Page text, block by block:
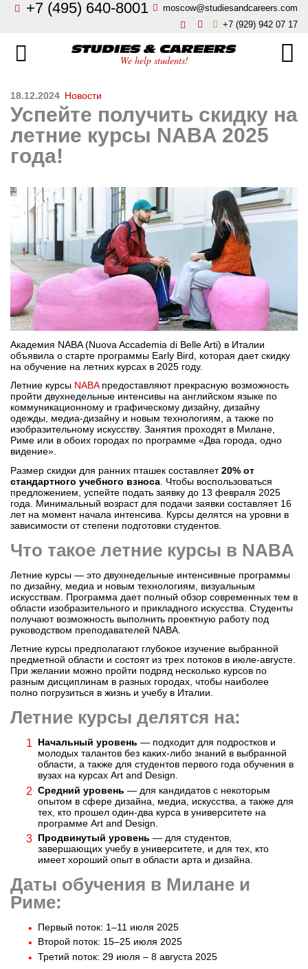
+7 (495) 640-8001
moscow@studiesandcareers.com
+7 (929) 942 07 17
We help students!
Бизнес, менеджмент, финансы
Архитектура и инжиниринг
Языковые школы
Гостиничный бизнес, туризм
Кулинарное искусство
Бординговые школы
Другие направления
18.12.2024 Новости
Успейте получить скидку на
летние курсы NABA 2025
года!
Академия NABA (Nuova Accademia di Belle Arti) в Италии
объявила о старте программы Early Bird, которая дает скидку
на обучение на летних курсах в 2025 году.
Летние курсы NABAпредоставляют прекрасную возможность
пройти двухнедельные интенсивы на английском языке по
коммуникационному и графическому дизайну, дизайну
одежды, медиа-дизайну и новым технологиям, а также по
изобразительному искусству. Занятия проходят в Милане,
Риме или в обоих городах по программе «Два города, одно
видение».
Размер скидки для ранних пташек составляет20% от
стандартного учебного взноса . Чтобы воспользоваться
предложением, успейте подать заявку до 13 февраля 2025
года. Минимальный возраст для подачи заявки составляет 16
лет на момент начала интенсива. Курсы делятся на уровни в
зависимости от степени подготовки студентов.
Что такое летние курсы в NABA
Летние курсы — это двухнедельные интенсивные программы
по дизайну, медиа и новым технологиям, визуальным
искусствам. Программа дает полный обзор современных тем в
области изобразительного и прикладного искусства. Студенты
получают возможность выполнить проектную работу под
руководством преподавателей NABA.
Летние курсы предполагают глубокое изучение выбранной
предметной области и состоят из трех потоков в июле-августе.
При желании можно пройти подряд несколько курсов по
разным дисциплинам в разных городах, чтобы наиболее
полно погрузиться в жизнь и учебу в Италии.
Летние курсы делятся на:
Начальный уровень — подходит для подростков и
молодых талантов без каких-либо знаний в выбранной
области, а также для студентов первого года обучения в
вузах на курсах Art and Design.
Средний уровень — для кандидатов с некоторым
опытом в сфере дизайна, медиа, искусства, а также для
тех, кто прошел один-два курса в университете на
программе Art and Design.
Продвинутый уровень — для студентов,
завершающих учебу в университете, и для тех, кто
имеет хороший опыт в области арта и дизайна.
Даты обучения в Милане и
Риме:
Первый поток: 1–11 июля 2025
Второй поток: 15–25 июля 2025
Третий поток: 29 июля – 8 августа 2025
Главная
Направления
О нас
Новости
Блог
Отзывы
Контакты